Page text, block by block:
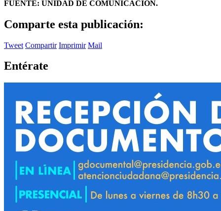
FUENTE: UNIDAD DE COMUNICACIÓN.
Comparte esta publicación:
Tweet Compartir Imprimir Mail
Entérate